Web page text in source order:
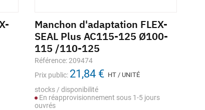
Manchon d'adaptation FLEX-
SEAL Plus AC115-125 Ø100-
115 /110-125
Référence: 209474
Prix public: 21,84 € HT / UNITÉ
stocks / disponibilité
En réapprovisionnement sous 1-5 jours
ouvrés